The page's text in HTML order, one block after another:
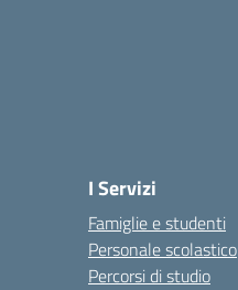
I Servizi
Famiglie e studenti
Personale scolastico
Percorsi di studio